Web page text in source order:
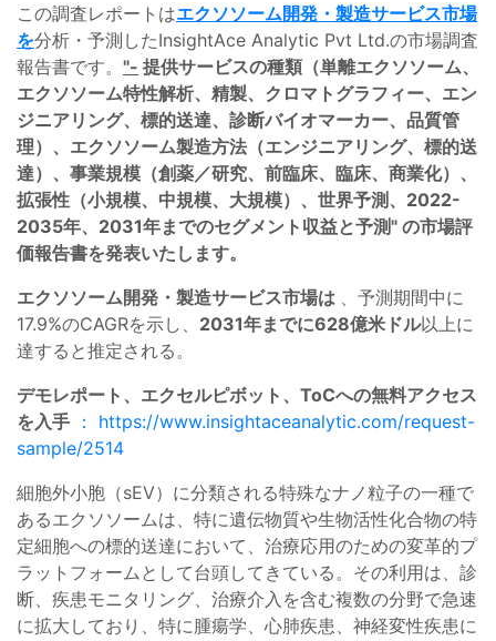
この調査レポートはエクソソーム開発・製造サービス市場
を分析・予測したInsightAce Analytic Pvt Ltd.の市場調査
報告書です。 "- 提供サービスの種類（単離エクソソーム、
エクソソーム特性解析、精製、クロマトグラフィー、エン
ジニアリング、標的送達、診断バイオマーカー、品質管
理）、エクソソーム製造方法（エンジニアリング、標的送
達）、事業規模（創薬／研究、前臨床、臨床、商業化）、
拡張性（小規模、中規模、大規模）、世界予測、2022-
2035年、2031年までのセグメント収益と予測" の市場評
価報告書を発表いたします。
エクソソーム開発・製造サービス市場は
、予測期間中に
17.9%のCAGRを示し、 2031年までに628億米ドル以上に
達すると推定される。
デモレポート、エクセルピボット、ToCへの無料アクセス
を入手 ： https://www.insightaceanalytic.com/request-
sample/2514
細胞外小胞（sEV）に分類される特殊なナノ粒子の一種で
あるエクソソームは、特に遺伝物質や生物活性化合物の特
定細胞への標的送達において、治療応用のための変革的プ
ラットフォームとして台頭してきている。その利用は、診
断、疾患モニタリング、治療介入を含む複数の分野で急速
に拡大しており、特に腫瘍学、心肺疾患、神経変性疾患に